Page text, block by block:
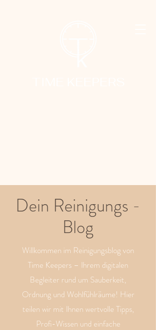
Dein Reinigungs -
Blog
Willkommen im Reinigungsblog von
Time Keepers – Ihrem digitalen
Begleiter rund um Sauberkeit,
Ordnung und Wohlfühlräume! Hier
teilen wir mit Ihnen wertvolle Tipps,
Profi-Wissen und einfache